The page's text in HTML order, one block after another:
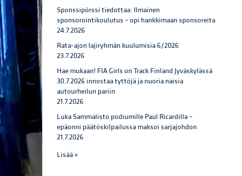
Sponssipörssi tiedottaa: Ilmainen
sponsorointikoulutus – opi hankkimaan sponsoreita
24.7.2026
Rata-ajon lajiryhmän kuulumisia 6/2026
23.7.2026
Hae mukaan! FIA Girls on Track Finland Jyväskylässä
30.7.2026 innostaa tyttöjä ja nuoria naisia
autourheilun pariin
21.7.2026
Luka Sammalisto podiumille Paul Ricardilla –
epäonni päätöskilpailussa maksoi sarjajohdon
21.7.2026
Lisää »